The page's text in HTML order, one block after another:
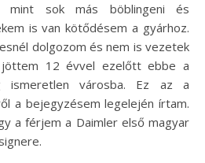
mint sok más böblingeni és
is van kötődésem a gyárhoz.
dolgozom és nem is vezetek
12 évvel ezelőtt ebbe a
ismeretlen városba. Ez az a
a bejegyzésem legelején írtam.
a férjem a Daimler első magyar